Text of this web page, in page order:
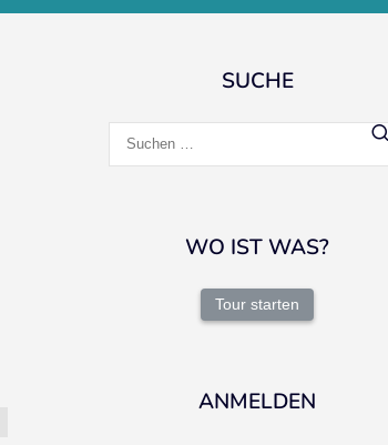
SUCHE
nach:
WO IST WAS?
Tour starten
ANMELDEN